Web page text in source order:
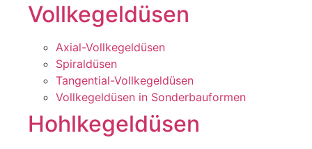
Vollkegeldüsen
Axial-Vollkegeldüsen
Spiraldüsen
Tangential-Vollkegeldüsen
Vollkegeldüsen in Sonderbauformen
Hohlkegeldüsen